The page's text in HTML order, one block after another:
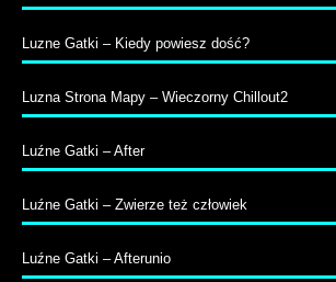
Luzne Gatki – Kiedy powiesz dość?
Luzna Strona Mapy – Wieczorny Chillout2
Luźne Gatki – After
Luźne Gatki – Zwierze też człowiek
Luźne Gatki – Afterunio